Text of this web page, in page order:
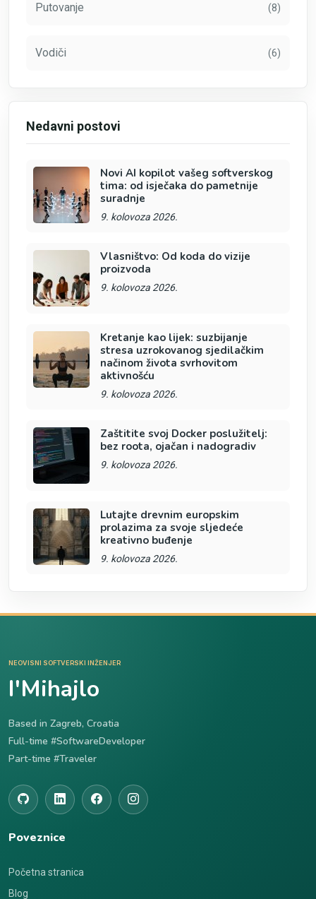
Putovanje (8)
Vodiči (6)
Nedavni postovi
Novi AI kopilot vašeg softverskog
tima: od isječaka do pametnije
suradnje
9. kolovoza 2026.
Vlasništvo: Od koda do vizije
proizvoda
9. kolovoza 2026.
Kretanje kao lijek: suzbijanje
stresa uzrokovanog sjedilačkim
načinom života svrhovitom
aktivnošću
9. kolovoza 2026.
Zaštitite svoj Docker poslužitelj:
bez roota, ojačan i nadogradiv
9. kolovoza 2026.
Lutajte drevnim europskim
prolazima za svoje sljedeće
kreativno buđenje
9. kolovoza 2026.
NEOVISNI SOFTVERSKI INŽENJER
I'Mihajlo
Based in Zagreb, Croatia
Full-time #SoftwareDeveloper
Part-time #Traveler
Poveznice
Početna stranica
Blog